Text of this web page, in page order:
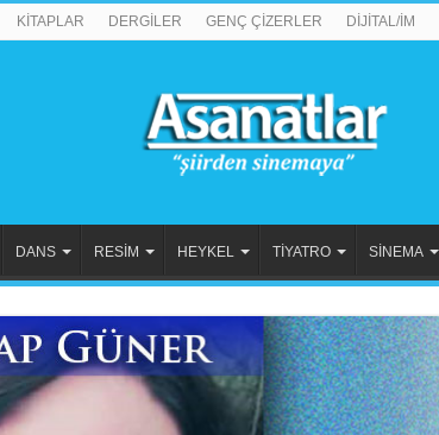
KİTAPLAR DERGİLER GENÇ ÇİZERLER DİJİTAL/İM
DANS RESİM HEYKEL TİYATRO SİNEMA